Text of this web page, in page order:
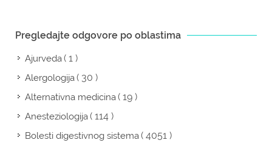
Pregledajte odgovore po oblastima
Ajurveda( 1 )
Alergologija( 30 )
Alternativna medicina( 19 )
Anesteziologija( 114 )
Bolesti digestivnog sistema( 4051 )